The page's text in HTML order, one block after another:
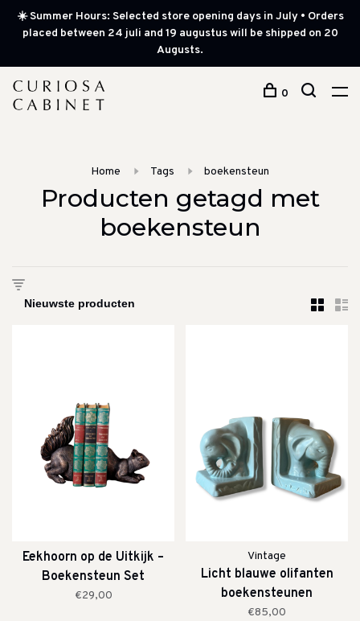
☀️ Summer Hours: Selected store opening days in July • Orders
placed between 24 juli and 19 augustus will be shipped on 20
Augusts.
0
Home Tags boekensteun
Producten getagd met
boekensteun
Eekhoorn op de Uitkijk –
Boekensteun Set
€29,00
Vintage
Licht blauwe olifanten
boekensteunen
€85,00